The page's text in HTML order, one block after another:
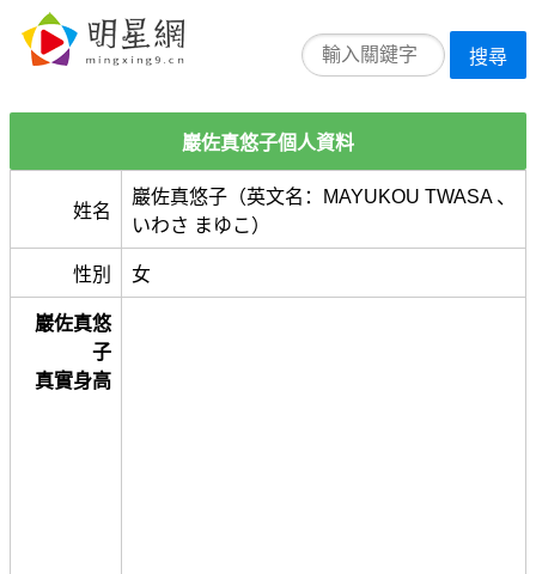
搜尋
巖佐真悠子個人資料
姓名
巖佐真悠子（英文名：MAYUKOU TWASA 、
いわさ まゆこ）
性別 女
巖佐真悠
子
真實身高